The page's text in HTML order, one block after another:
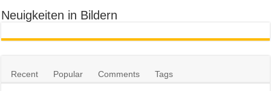
Neuigkeiten in Bildern
Recent Popular Comments Tags